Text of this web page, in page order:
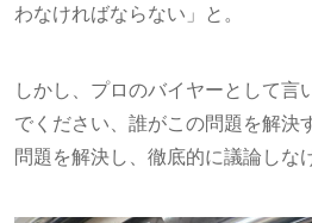
わなければならない」と。
しかし、プロのバイヤーとして言
でください、誰がこの問題を解決
問題を解決し、徹底的に議論しな